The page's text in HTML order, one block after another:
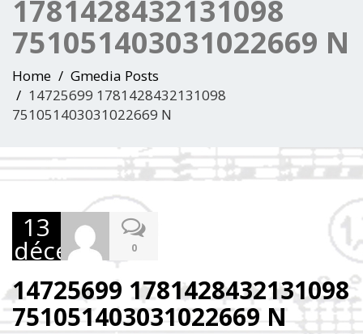
1781428432131098
751051403031022669 N
Home
Gmedia Posts
14725699 1781428432131098
751051403031022669 N
13
décembre
2016
0
14725699 1781428432131098
751051403031022669 N